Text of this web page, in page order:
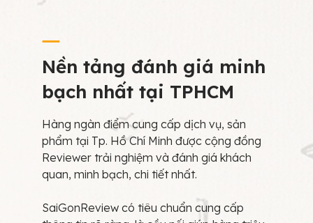
Nền tảng đánh giá minh
bạch nhất tại TPHCM
Hàng ngàn điểm cung cấp dịch vụ, sản
phẩm tại Tp. Hồ Chí Minh được cộng đồng
Reviewer trải nghiệm và đánh giá khách
quan, minh bạch, chi tiết nhất.
SaiGonReview có tiêu chuẩn cung cấp